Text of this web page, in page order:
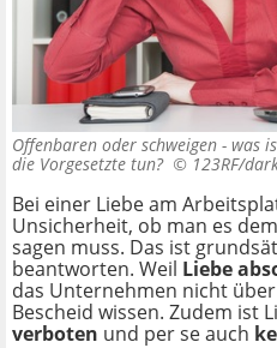
Offenbaren oder schweigen - was
die Vorgesetzte tun? © 123RF/
Bei einer Liebe am
Unsicherheit, ob man es
sagen muss. Das ist
beantworten. Weil Liebe
das Unternehmen nicht
Bescheid wissen. Zudem ist
verboten und per se auch